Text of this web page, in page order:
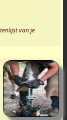
van je